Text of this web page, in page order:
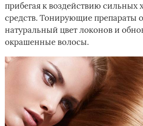
прибегая к воздействию сильных
средств. Тонирующие препараты
натуральный цвет локонов и
окрашенные волосы.